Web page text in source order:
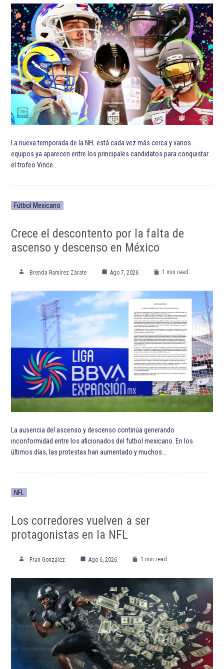
ETIQUETADO: Ajax de Ámsterdam De Klassieker
Destacada TOP Destacadas Eredivisie Feyenoord Rotterdam
Mexicanos en Europa Santiago Giménez